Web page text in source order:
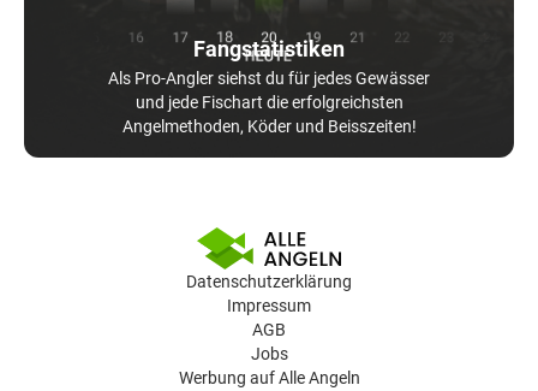
Fangstatistiken
Als Pro-Angler siehst du für jedes Gewässer
und jede Fischart die erfolgreichsten
Angelmethoden, Köder und Beisszeiten!
Datenschutzerklärung
Impressum
AGB
Jobs
Werbung auf Alle Angeln